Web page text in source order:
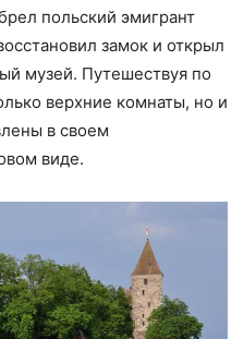
польский эмигрант
замок и открыл
музей. Путешествуя по
верхние комнаты, но и
в своем
виде.